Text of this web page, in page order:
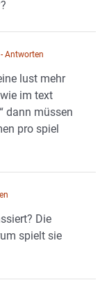
- Antworten
lust mehr
im text
dann müssen
pro spiel
Die
spielt sie